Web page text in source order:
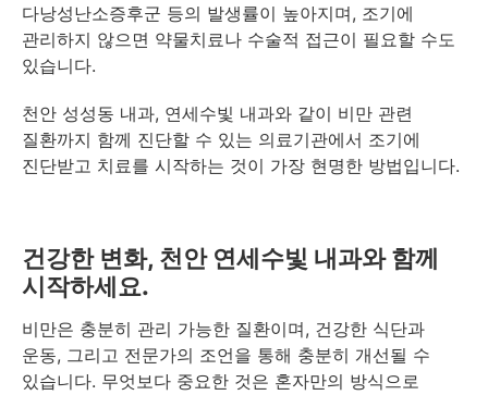
다낭성난소증후군 등의 발생률이 높아지며, 조기에
관리하지 않으면 약물치료나 수술적 접근이 필요할 수도
있습니다.
천안 성성동 내과, 연세수빛 내과와 같이 비만 관련
질환까지 함께 진단할 수 있는 의료기관에서 조기에
진단받고 치료를 시작하는 것이 가장 현명한 방법입니다.
건강한 변화, 천안 연세수빛 내과와 함께
시작하세요.
비만은 충분히 관리 가능한 질환이며, 건강한 식단과
운동, 그리고 전문가의 조언을 통해 충분히 개선될 수
있습니다. 무엇보다 중요한 것은 혼자만의 방식으로